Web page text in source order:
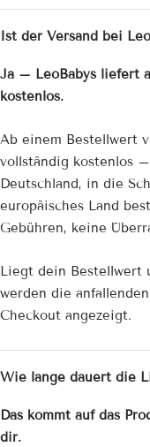
Ist der Versand bei
Ja – LeoBabys liefert
kostenlos.
Ab einem Bestellwert
vollständig kostenlos
Deutschland, in die
europäisches Land
Gebühren, keine
Liegt dein Bestellwert
werden die
Checkout angezeigt.
Wie lange dauert die
Das kommt auf das
dir.